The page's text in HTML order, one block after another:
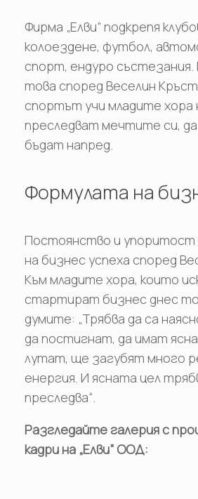
Фирма „Елви“ подкрепя
колоездене, футбол,
спорт, ендуро
това според Веселин
спортът учи младите хора
преследват мечтите си,
бъдат напред.
Формулата на
Постоянство и
на бизнес успеха според
Към младите хора, които
стартират бизнес днес
думите: „Трябва да са
да постигнат, да имат
лутат, ще загубят много
енергия. И ясната цел
преследва“.
Разгледайте галерия с
кадри на „Елви“ ООД: